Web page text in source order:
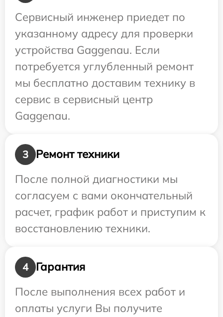
Сервисный инженер приедет по
указанному адресу для проверки
устройства Gaggenau. Если
потребуется углубленный ремонт
мы бесплатно доставим технику в
сервис в сервисный центр
Gaggenau.
3
Ремонт техники
После полной диагностики мы
согласуем с вами окончательный
расчет, график работ и приступим к
восстановлению техники.
4
Гарантия
После выполнения всех работ и
оплаты услуги Вы получите